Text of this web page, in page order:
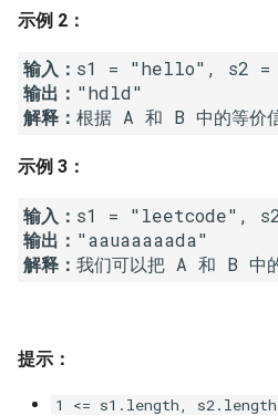
偶数前面
22. 链表中倒数第 k 个节点
24. 反转链表
25. 合并两个排序的链表
28. 对称的二叉树
19. 最多删除一个字符得到回
文
20. 回文子字符串的个数
21. 删除链表的倒数第 n 个结
点
23. 两个链表的第一个重合节
3.4. 化栈为队
3.5. 栈排序
3.6. 动物收容所
4.1. 节点间通路
4.3. 特定深度节点链表
示例 2：
输入：
输出：
解释：
示例 3：
输入：
输出：
解释：
提示：
1 <= s1.length,